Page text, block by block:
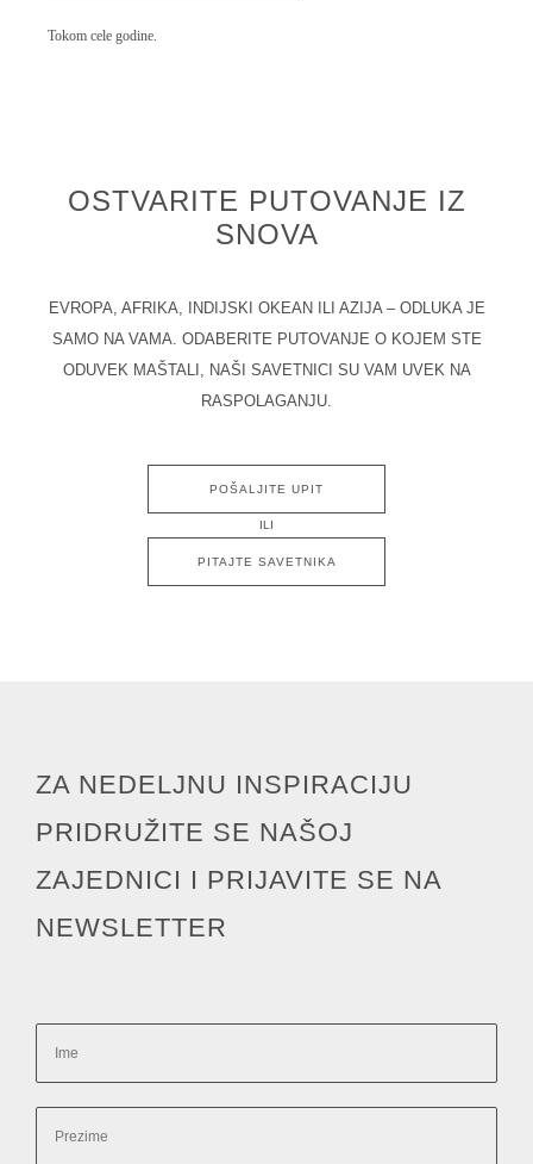
Tokom cele godine.
OSTVARITE PUTOVANJE IZ
SNOVA
EVROPA, AFRIKA, INDIJSKI OKEAN ILI AZIJA – ODLUKA JE
SAMO NA VAMA. ODABERITE PUTOVANJE O KOJEM STE
ODUVEK MAŠTALI, NAŠI SAVETNICI SU VAM UVEK NA
RASPOLAGANJU.
POŠALJITE UPIT
ILI
PITAJTE SAVETNIKA
ZA NEDELJNU INSPIRACIJU
PRIDRUŽITE SE NAŠOJ
ZAJEDNICI I PRIJAVITE SE NA
NEWSLETTER